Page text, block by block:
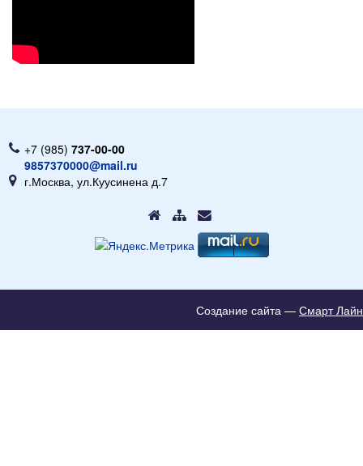
+7 (985) 737-00-00
9857370000@mail.ru
г.Москва, ул.Куусинена д.7
Создание сайта — Смарт Лайн